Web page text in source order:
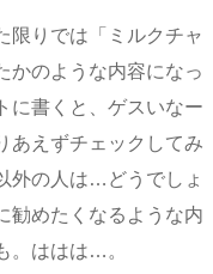
限りでは「ミルクチャ
かのような内容になっ
に書くと、ゲスいなー
あえずチェックしてみ
外の人は…どうでしょ
勧めたくなるような内
。ははは…。